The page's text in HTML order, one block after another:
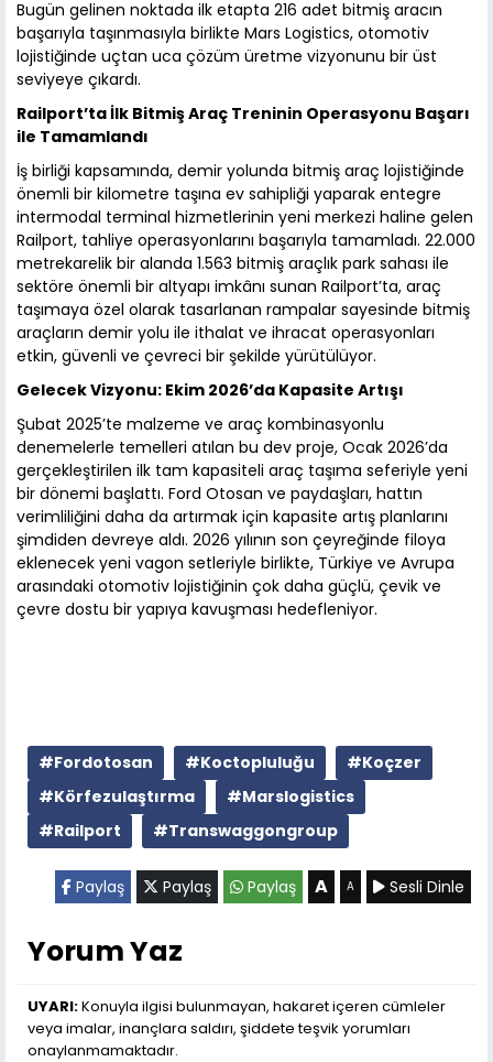
Bugün gelinen noktada ilk etapta 216 adet bitmiş aracın
başarıyla taşınmasıyla birlikte Mars Logistics, otomotiv
lojistiğinde uçtan uca çözüm üretme vizyonunu bir üst
seviyeye çıkardı.
Railport’ta İlk Bitmiş Araç Treninin Operasyonu Başarı
ile Tamamlandı
İş birliği kapsamında, demir yolunda bitmiş araç lojistiğinde
önemli bir kilometre taşına ev sahipliği yaparak entegre
intermodal terminal hizmetlerinin yeni merkezi haline gelen
Railport, tahliye operasyonlarını başarıyla tamamladı. 22.000
metrekarelik bir alanda 1.563 bitmiş araçlık park sahası ile
sektöre önemli bir altyapı imkânı sunan Railport’ta, araç
taşımaya özel olarak tasarlanan rampalar sayesinde bitmiş
araçların demir yolu ile ithalat ve ihracat operasyonları
etkin, güvenli ve çevreci bir şekilde yürütülüyor.
Gelecek Vizyonu: Ekim 2026’da Kapasite Artışı
Şubat 2025’te malzeme ve araç kombinasyonlu
denemelerle temelleri atılan bu dev proje, Ocak 2026’da
gerçekleştirilen ilk tam kapasiteli araç taşıma seferiyle yeni
bir dönemi başlattı. Ford Otosan ve paydaşları, hattın
verimliliğini daha da artırmak için kapasite artış planlarını
şimdiden devreye aldı. 2026 yılının son çeyreğinde filoya
eklenecek yeni vagon setleriyle birlikte, Türkiye ve Avrupa
arasındaki otomotiv lojistiğinin çok daha güçlü, çevik ve
çevre dostu bir yapıya kavuşması hedefleniyor.
#Fordotosan #Koctopluluğu
#Koçzer
#Körfezulaştırma
#Marslogistics
#Railport
#Transwaggongroup
Paylaş Paylaş Paylaş A A Sesli Dinle
Yorum Yaz
UYARI:Konuyla ilgisi bulunmayan, hakaret içeren cümleler
veya imalar, inançlara saldırı, şiddete teşvik yorumları
onaylanmamaktadır.